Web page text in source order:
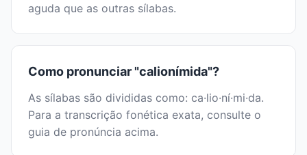
aguda que as outras sílabas.
Como pronunciar "calionímida"?
As sílabas são divididas como: ca·lio·ní·mi·da.
Para a transcrição fonética exata, consulte o
guia de pronúncia acima.